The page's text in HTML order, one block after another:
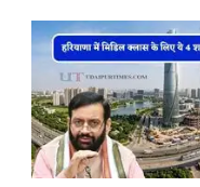
चलते प्